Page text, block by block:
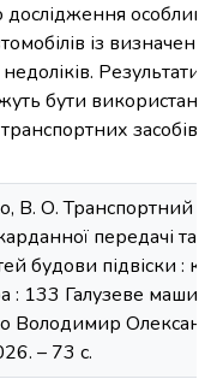
із
Результати
бути використані
транспортних
В. О. Транспортний
передачі та
будови підвіски :
: 133 Галузеве
Володимир
– 73 с.